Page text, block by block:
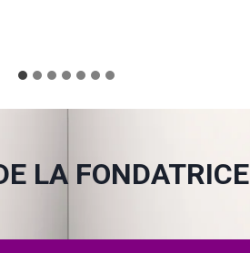
LA FONDATRICE